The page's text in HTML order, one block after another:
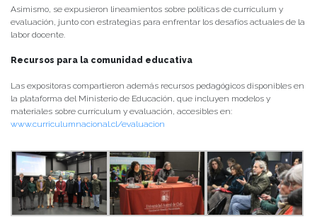
Asimismo, se expusieron lineamientos sobre políticas de currículum y
evaluación, junto con estrategias para enfrentar los desafíos actuales de la
labor docente.
Recursos para la comunidad educativa
Las expositoras compartieron además recursos pedagógicos disponibles en
la plataforma del Ministerio de Educación, que incluyen modelos y
materiales sobre currículum y evaluación, accesibles en:
www.curriculumnacional.cl/evaluacion